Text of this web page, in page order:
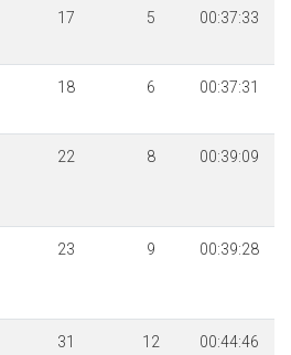
17 5 00:37:33
18 6 00:37:31
22 8 00:39:09
23 9 00:39:28
31 12 00:44:46